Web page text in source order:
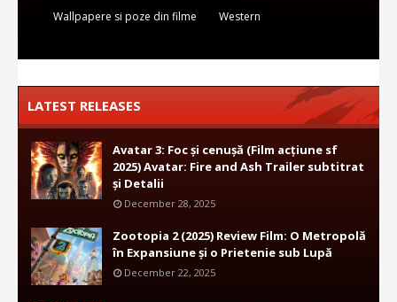
Wallpapere si poze din filme
Western
LATEST RELEASES
Avatar 3: Foc și cenușă (Film acțiune sf
2025) Avatar: Fire and Ash Trailer subtitrat
și Detalii
December 28, 2025
Zootopia 2 (2025) Review Film: O Metropolă
în Expansiune și o Prietenie sub Lupă
December 22, 2025